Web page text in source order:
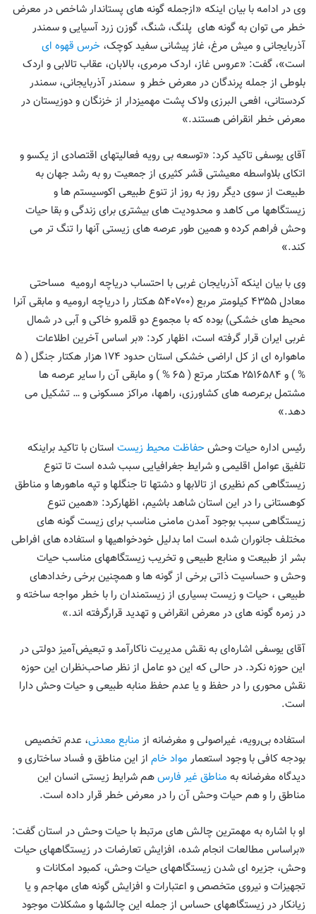
وی در ادامه با بیان اینکه «ازجمله گونه های پستاندار شاخص در معرض
خطر می توان به گونه های پلنگ، شنگ، گوزن زرد آسیایی و سمندر
آذربایجانی و میش مرغ، غاز پیشانی سفید کوچک، خرس قهوه ای
است»، گفت: «عروس غاز، اردک مرمری، بالابان، عقاب تالابی و اردک
بلوطی از جمله پرندگان در معرض خطر و سمندر آذربایجانی، سمندر
کردستانی، افعی البرزی ولاک پشت مهمیزدار از خزنگان و دوزیستان در
معرض خطر انقراض هستند.»
آقای یوسفی تاکید کرد: «توسعه بی رویه فعالیتهای اقتصادی از یکسو و
اتکای بلاواسطه معیشتی قشر کثیری از جمعیت رو به رشد جهان به
طبیعت از سوی دیگر روز به روز از تنوع طبیعی اکوسیستم ها و
زیستگاهها می کاهد و محدودیت های بیشتری برای زندگی و بقا حیات
وحش فراهم کرده و همین طور عرصه های زیستی آنها را تنگ تر می
کند.»
وی با بیان اینکه آذربایجان غربی با احتساب دریاچه ارومیه مساحتی
معادل ۴۳۵۵ کیلومتر مربع (۵۴۰۷۰۰ هکتار را دریاچه ارومیه و مابقی آنرا
محیط های خشکی) بوده که با مجموع دو قلمرو خاکی و آبی در شمال
غربی ایران قرار گرفته است، اظهار کرد: «بر اساس آخرین اطلاعات
ماهواره ای از کل اراضی خشکی استان حدود ۱۷۴ هزار هکتار جنگل ( ۵
% ) و ۲۵۱۶۵۸۴ هکتار مرتع ( ۶۵ % ) و مابقی آن را سایر عرصه ها
مشتمل برعرصه های کشاورزی، راهها، مراکز مسکونی و … تشکیل می
دهد.»
رئیس اداره حیات وحشحفاظت محیط زیست استان با تاکید براینکه
تلفیق عوامل اقلیمی و شرایط جغرافیایی سبب شده است تا تنوع
زیستگاهی کم نظیری از تالابها و دشتها تا جنگلها و تپه ماهورها و مناطق
کوهستانی را در این استان شاهد باشیم، اظهارکرد: «همین تنوع
زیستگاهی سبب بوجود آمدن مامنی مناسب برای زیست گونه های
مختلف جانوران شده است اما بدلیل خودخواهیها و استفاده های افراطی
بشر از طبیعت و منابع طبیعی و تخریب زیستگاههای مناسب حیات
وحش و حساسیت ذاتی برخی از گونه ها و همچنین برخی رخدادهای
طبیعی ، حیات و زیست بسیاری از زیستمندان را با خطر مواجه ساخته و
در زمره گونه های در معرض انقراض و تهدید قرارگرفته اند.»
آقای یوسفی اشاره‌ای به نقش مدیریت ناکارآمد و تبعیض‌آمیز دولتی در
این حوزه نکرد. در حالی که این دو عامل از نظر صاحب‌نظران این حوزه
نقش محوری را در حفظ و یا عدم حفظ منابه طبیعی و حیات وحش دارا
است.
استفاده بی‌رویه، غیراصولی و مغرضانه از منابع معدنی، عدم تخصیص
بودجه کافی با وجود استعمار مواد خام از این مناطق و فساد ساختاری و
دیدگاه مغرضانه به مناطق غیر فارسهم شرایط زیستی انسان این
مناطق را و هم حیات وحش آن را در معرض خطر قرار داده است.
او با اشاره به مهمترین چالش های مرتبط با حیات وحش در استان گفت:
«براساس مطالعات انجام شده، افزایش تعارضات در زیستگاههای حیات
وحش، جزیره ای شدن زیستگاههای حیات وحش، کمبود امکانات و
تجهیزات و نیروی متخصص و اعتبارات و افزایش گونه های مهاجم و یا
زیانکار در زیستگاههای حساس از جمله این چالشها و مشکلات موجود